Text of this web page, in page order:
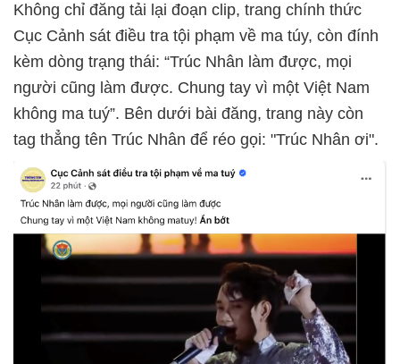
Không chỉ đăng tải lại đoạn clip, trang chính thức
Cục Cảnh sát điều tra tội phạm về ma túy, còn đính
kèm dòng trạng thái: “Trúc Nhân làm được, mọi
người cũng làm được. Chung tay vì một Việt Nam
không ma tuý”. Bên dưới bài đăng, trang này còn
tag thẳng tên Trúc Nhân để réo gọi: "Trúc Nhân ơi".